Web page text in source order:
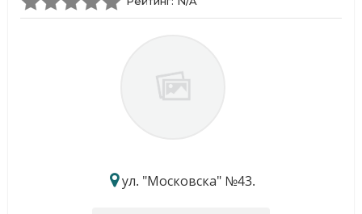
ул. "Московска" №43.